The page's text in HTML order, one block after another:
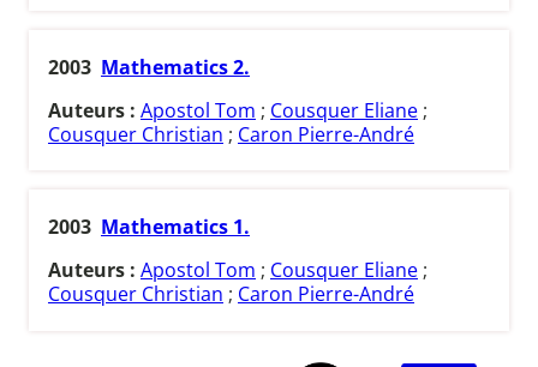
2003 Mathematics 2.
Auteurs : Apostol Tom ; Cousquer Eliane ;
Cousquer Christian ; Caron Pierre-André
2003 Mathematics 1.
Auteurs : Apostol Tom ; Cousquer Eliane ;
Cousquer Christian ; Caron Pierre-André